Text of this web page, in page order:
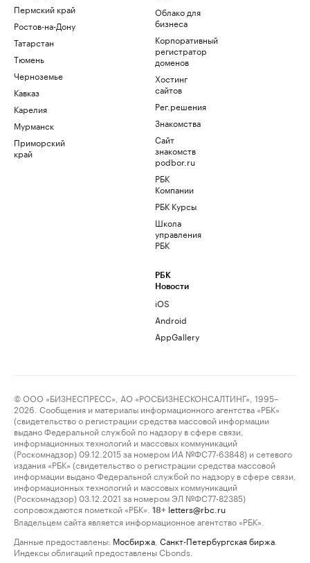
Пермский край
Ростов-на-Дону
Татарстан
Тюмень
Черноземье
Кавказ
Карелия
Мурманск
Приморский
край
Облако для
бизнеса
Корпоративный
регистратор
доменов
Хостинг
сайтов
Рег.решения
Знакомства
Сайт
знакомств
podbor.ru
РБК
Компании
РБК Курсы
Школа
управления
РБК
РБК
Новости
iOS
Android
AppGallery
© ООО «БИЗНЕСПРЕСС», АО «РОСБИЗНЕСКОНСАЛТИНГ», 1995–
2026. Сообщения и материалы информационного агентства «РБК»
(свидетельство о регистрации средства массовой информации
выдано Федеральной службой по надзору в сфере связи,
информационных технологий и массовых коммуникаций
(Роскомнадзор) 09.12.2015 за номером ИА №ФС77-63848) и сетевого
издания «РБК» (свидетельство о регистрации средства массовой
информации выдано Федеральной службой по надзору в сфере связи,
информационных технологий и массовых коммуникаций
(Роскомнадзор) 03.12.2021 за номером ЭЛ №ФС77-82385)
сопровождаются пометкой «РБК».
18+ letters@rbc.ru
Владельцем сайта является информационное агентство «РБК».
Данные предоставлены: Мосбиржа Санкт-Петербургская биржа
Индексы облигаций предоставлены Cbonds.